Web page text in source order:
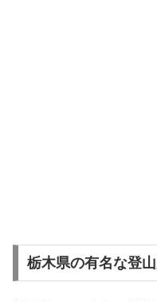
栃木県の有名な登